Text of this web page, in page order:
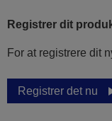
Registrer dit
For at registrere dit
Registrer det nu